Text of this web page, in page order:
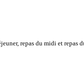
repas du midi et repas